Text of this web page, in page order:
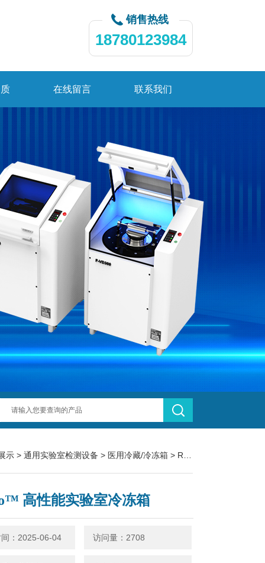
销售热线
18780123984
在线留言 联系我们
示 > 通用实验室检测设备 > 医用冷藏/冷冻箱 > Revco™ 高性能实验室冷冻箱
高性能实验室冷冻箱
：2025-06-04 访问量：2708